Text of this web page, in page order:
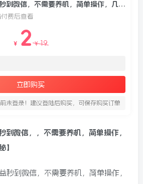
答题就有红包，收益秒到微信，不需要养机，简单操作，几分钟挣几十块【揭秘】
费后查看
￥ 2 ￥ 19
立即购买
未登录！建议登陆后购买，可保存购买订单
到微信，，不需要养机，简单操作，
】